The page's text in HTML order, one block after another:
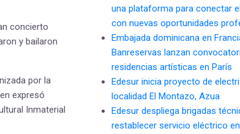
concierto
y bailaron
por la
expresó
Inmaterial
una plataforma para conectar
con nuevas oportunidades
Embajada dominicana en
Banreservas lanzan
residencias artísticas en París
Edesur inicia proyecto de
localidad El Montazo, Azua
Edesur despliega brigadas
restablecer servicio eléctrico